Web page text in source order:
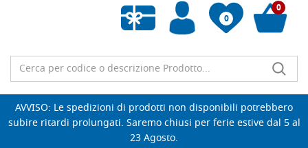
0
Wishlist vuota
0
AVVISO: Le spedizioni di prodotti non disponibili potrebbero
subire ritardi prolungati. Saremo chiusi per ferie estive dal 5 al
23 Agosto.